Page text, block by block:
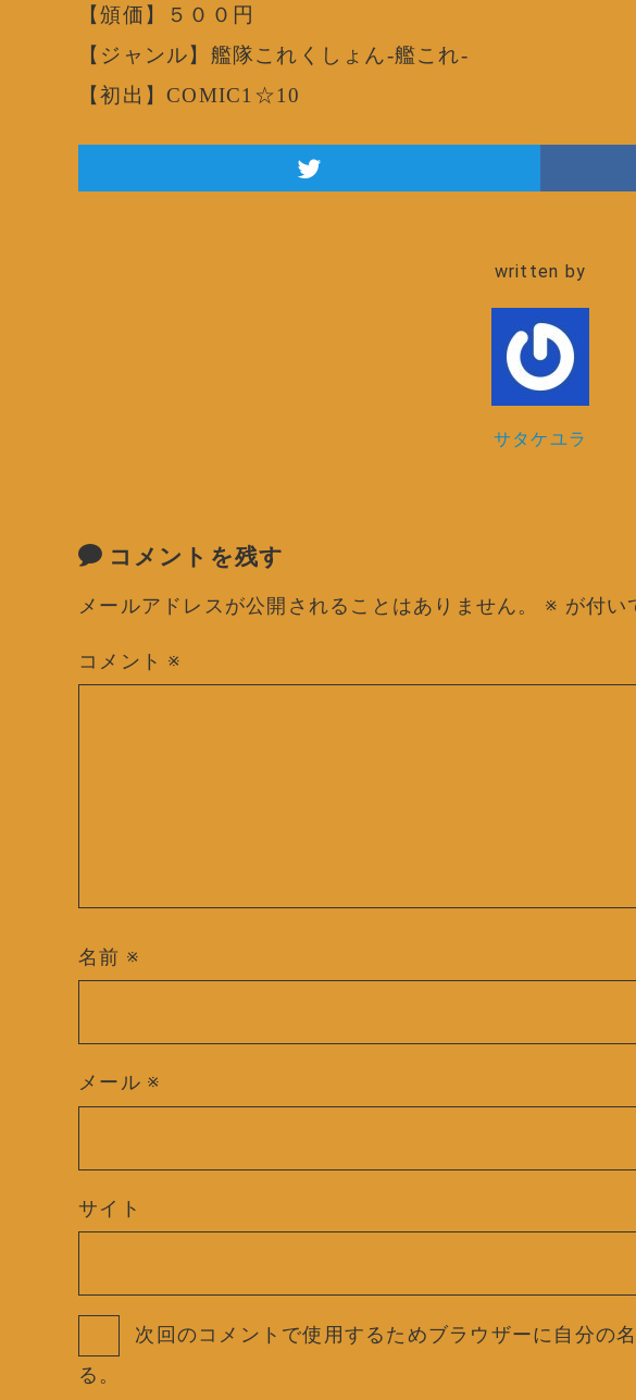
【頒価】５００円
【ジャンル】艦隊これくしょん-艦これ-
【初出】COMIC1☆10
written by
サタケユラ
コメントを残す
メールアドレスが公開されることはありません。 ※ が付い
コメント ※
名前 ※
メール ※
サイト
次回のコメントで使用するためブラウザーに自分の
る。